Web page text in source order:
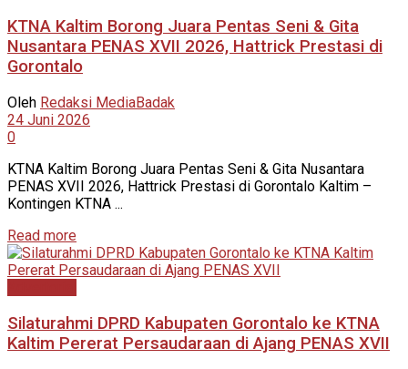
KTNA Kaltim Borong Juara Pentas Seni & Gita
Nusantara PENAS XVII 2026, Hattrick Prestasi di
Gorontalo
Oleh Redaksi MediaBadak
24 Juni 2026
0
KTNA Kaltim Borong Juara Pentas Seni & Gita Nusantara
PENAS XVII 2026, Hattrick Prestasi di Gorontalo Kaltim –
Kontingen KTNA ...
Read more
Silaturahmi DPRD Kabupaten Gorontalo ke KTNA
Kaltim Pererat Persaudaraan di Ajang PENAS XVII